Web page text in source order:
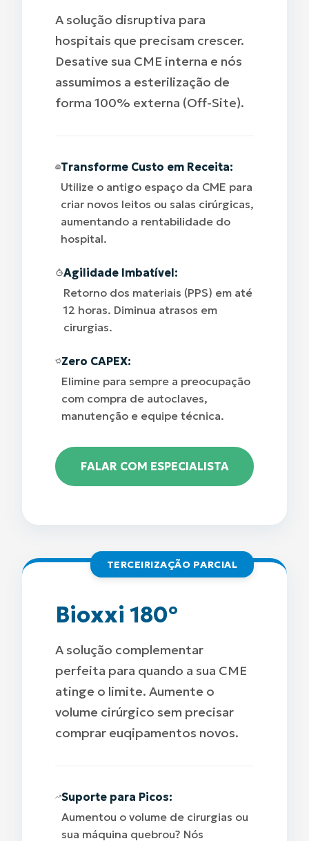
A solução disruptiva para
hospitais que precisam crescer.
Desative sua CME interna e nós
assumimos a esterilização de
forma 100% externa (Off-Site).
Transforme Custo em Receita:
Utilize o antigo espaço da CME para
criar novos leitos ou salas cirúrgicas,
aumentando a rentabilidade do
hospital.
Agilidade Imbatível:
Retorno dos materiais (PPS) em até
12 horas. Diminua atrasos em
cirurgias.
Zero CAPEX:
Elimine para sempre a preocupação
com compra de autoclaves,
manutenção e equipe técnica.
FALAR COM ESPECIALISTA
TERCEIRIZAÇÃO PARCIAL
Bioxxi 180º
A solução complementar
perfeita para quando a sua CME
atinge o limite. Aumente o
volume cirúrgico sem precisar
comprar euqipamentos novos.
Suporte para Picos:
Aumentou o volume de cirurgias ou
sua máquina quebrou? Nós